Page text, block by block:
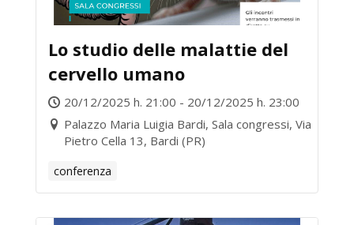
Lo studio delle malattie del
cervello umano
20/12/2025 h. 21:00 - 20/12/2025 h. 23:00
Palazzo Maria Luigia Bardi, Sala congressi, Via
Pietro Cella 13, Bardi (PR)
conferenza